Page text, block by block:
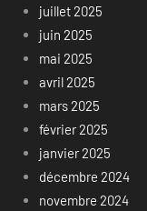
juillet 2025
juin 2025
mai 2025
avril 2025
mars 2025
février 2025
janvier 2025
décembre 2024
novembre 2024